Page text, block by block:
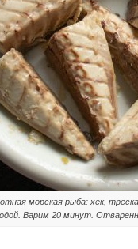
морская рыба: хек,
Варим 20 минут.